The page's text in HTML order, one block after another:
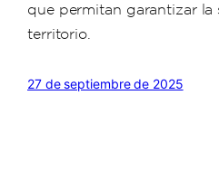
que permitan garantizar la
territorio.
27 de septiembre de 2025